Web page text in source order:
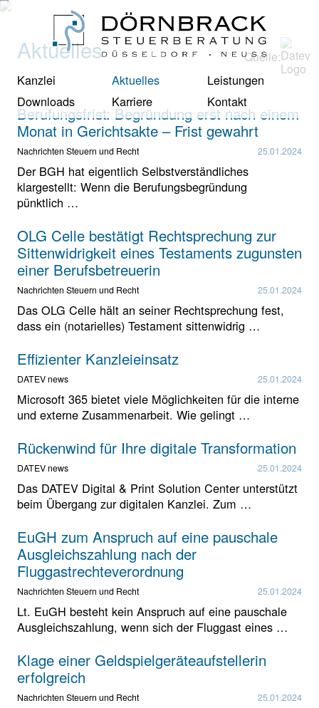
Kanzlei Aktuelles
Leistungen
Downloads
Karriere Kontakt
Aktuelles Quelle:
Berufungsfrist: Begründung erst nach einem
Monat in Gerichtsakte – Frist gewahrt
Nachrichten Steuern und Recht 25.01.2024
Der BGH hat eigentlich Selbstverständliches
klargestellt: Wenn die Berufungsbegründung
pünktlich …
OLG Celle bestätigt Rechtsprechung zur
Sittenwidrigkeit eines Testaments zugunsten
einer Berufsbetreuerin
Nachrichten Steuern und Recht 25.01.2024
Das OLG Celle hält an seiner Rechtsprechung fest,
dass ein (notarielles) Testament sittenwidrig …
Effizienter Kanzleieinsatz
DATEV news 25.01.2024
Microsoft 365 bietet viele Möglichkeiten für die interne
und externe Zusammenarbeit. Wie gelingt …
Rückenwind für Ihre digitale Transformation
DATEV news 25.01.2024
Das DATEV Digital & Print Solution Center unterstützt
beim Übergang zur digitalen Kanzlei. Zum …
EuGH zum Anspruch auf eine pauschale
Ausgleichszahlung nach der
Fluggastrechteverordnung
Nachrichten Steuern und Recht 25.01.2024
Lt. EuGH besteht kein Anspruch auf eine pauschale
Ausgleichszahlung, wenn sich der Fluggast eines …
Klage einer Geldspielgeräteaufstellerin
erfolgreich
Nachrichten Steuern und Recht 25.01.2024